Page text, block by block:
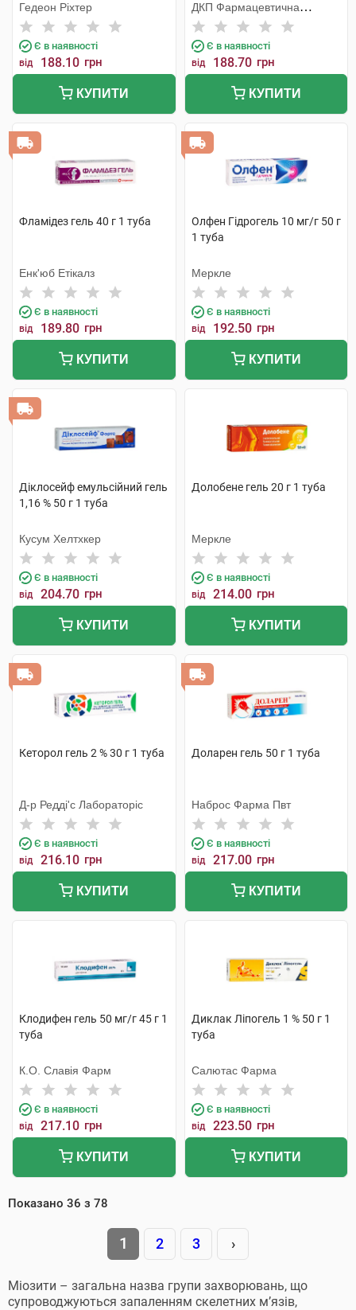
Гедеон Ріхтер
Є в наявності
від 188.10 грн
КУПИТИ
ДКП Фармацевтична
фабрика
Є в наявності
від 188.70 грн
КУПИТИ
Фламідез гель 40 г 1 туба
Енк'юб Етікалз
Є в наявності
від 189.80 грн
КУПИТИ
Олфен Гідрогель 10 мг/г 50 г
1 туба
Меркле
Є в наявності
від 192.50 грн
КУПИТИ
Діклосейф емульсійний гель
1,16 % 50 г 1 туба
Кусум Хелтхкер
Є в наявності
від 204.70 грн
КУПИТИ
Долобене гель 20 г 1 туба
Меркле
Є в наявності
від 214.00 грн
КУПИТИ
Кеторол гель 2 % 30 г 1 туба
Д-р Редді'с Лабораторіс
Є в наявності
від 216.10 грн
КУПИТИ
Доларен гель 50 г 1 туба
Наброс Фарма Пвт
Є в наявності
від 217.00 грн
КУПИТИ
Клодифен гель 50 мг/г 45 г 1
туба
К.О. Славія Фарм
Є в наявності
від 217.10 грн
КУПИТИ
Диклак Ліпогель 1 % 50 г 1
туба
Салютас Фарма
Є в наявності
від 223.50 грн
КУПИТИ
Показано 36 з 78
1 2 3 ›
Міозити – загальна назва групи захворювань, що
супроводжуються запаленням скелетних м’язів,